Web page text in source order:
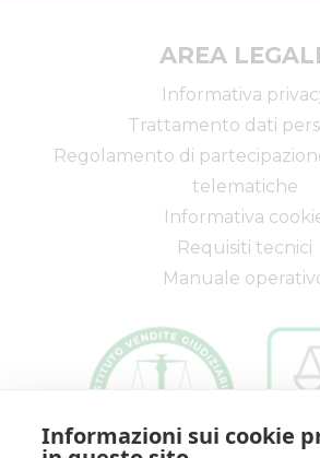
AREA
Informativa
Trattamento dati
Regolamento di
telematiche
Informativa
Requisiti tecnici
Manuale
Informazioni sui cookie